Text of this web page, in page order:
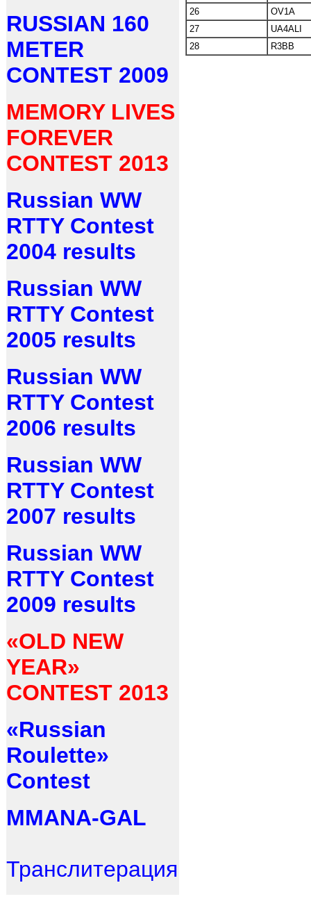
RUSSIAN 160
METER
CONTEST 2009
MEMORY LIVES
FOREVER
CONTEST 2013
Russian WW
RTTY Contest
2004 results
Russian WW
RTTY Contest
2005 results
Russian WW
RTTY Contest
2006 results
Russian WW
RTTY Contest
2007 results
Russian WW
RTTY Contest
2009 results
«OLD NEW
YEAR»
CONTEST 2013
«Russian
Roulette»
Contest
MMANA-GAL
Транслитерация
26
OV1A
27
UA4ALI
28
R3BB